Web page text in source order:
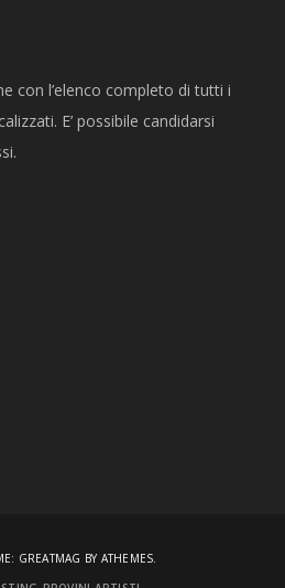
con l’elenco completo di tutti i
E’ possibile candidarsi
GREATMAG BY ATHEMES.